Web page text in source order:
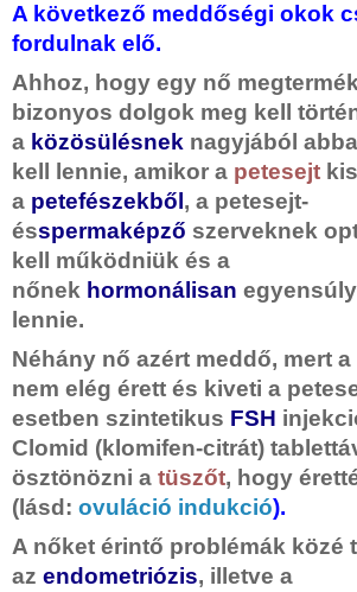
A következő meddőségi okok
fordulnak elő.
Ahhoz, hogy egy nő
bizonyos dolgok meg kell
a közösülésnek nagyjából
kell lennie, amikor a petesejt
a petefészekből , a petesejt-
ésspermaképző szerveknek
kell működniük és a
nőnek hormonálisan
lennie.
Néhány nő azért meddő, mert
nem elég érett és kiveti a
esetben szintetikus FSH
Clomid (klomifen-citrát)
ösztönözni a tüszőt, hogy
(lásd: ovuláció indukció).
A nőket érintő problémák közé
az endometriózis, illetve a